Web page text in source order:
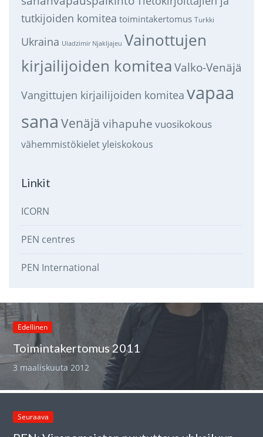
tutkijoiden komitea toimintakertomus Turkki
Ukraina Uladzimir Njakljajeu Vainottujen
kirjailijoiden komitea Valko-Venäjä
Vangittujen kirjailijoiden komitea vapaa
sana Venäjä vihapuhe vuosikokous
vähemmistökieletyleiskokous
Linkit
ICORN
PEN centres
PEN International
Edellinen
Toimintakertomus 2011
3 maaliskuuta 2012
Seuraava